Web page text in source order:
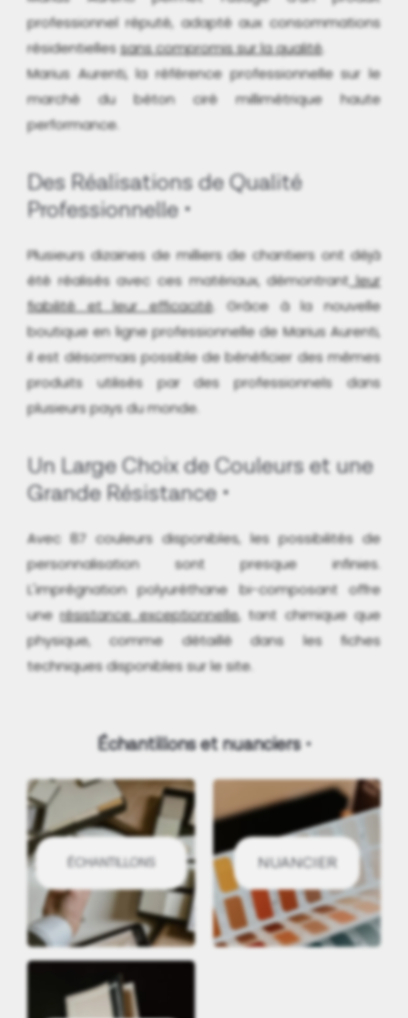
professionnel réputé, adapté aux consommations
résidentiellessans compromis sur la qualité.
Marius Aurenti, la référence professionnelle sur le
marché du béton ciré millimétrique haute
performance.
Des Réalisations de Qualité
Professionnelle
Plusieurs dizaines de milliers de chantiers ont déjà
été réalisés avec ces matériaux, démontrantleur
fiabilité et leur efficacité. Grâce à la nouvelle
boutique en ligne professionnelle de Marius Aurenti,
il est désormais possible de bénéficier des mêmes
produits utilisés par des professionnels dans
plusieurs pays du monde.
Un Large Choix de Couleurs et une
Grande Résistance
Avec 87 couleurs disponibles, les possibilités de
personnalisation sont presque infinies.
L'imprégnation polyuréthane bi-composant offre
unerésistance exceptionnelle, tant chimique que
physique, comme détaillé dans les fiches
techniques disponibles sur le site.
Échantillons et nuanciers
ÉCHANTILLONS NUANCIER